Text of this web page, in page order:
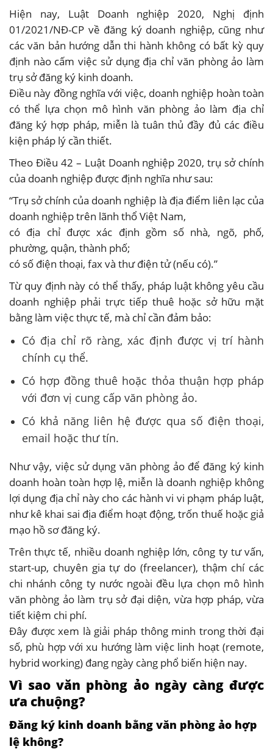
Hiện nay, Luật Doanh nghiệp 2020, Nghị định
01/2021/NĐ-CP về đăng ký doanh nghiệp, cũng như
các văn bản hướng dẫn thi hành không có bất kỳ quy
định nào cấm việc sử dụng địa chỉ văn phòng ảo làm
trụ sở đăng ký kinh doanh.
Điều này đồng nghĩa với việc, doanh nghiệp hoàn toàn
có thể lựa chọn mô hình văn phòng ảo làm địa chỉ
đăng ký hợp pháp, miễn là tuân thủ đầy đủ các điều
kiện pháp lý cần thiết.
Theo Điều 42 – Luật Doanh nghiệp 2020, trụ sở chính
của doanh nghiệp được định nghĩa như sau:
“Trụ sở chính của doanh nghiệp là địa điểm liên lạc của
doanh nghiệp trên lãnh thổ Việt Nam,
có địa chỉ được xác định gồm số nhà, ngõ, phố,
phường, quận, thành phố;
có số điện thoại, fax và thư điện tử (nếu có).”
Từ quy định này có thể thấy, pháp luật không yêu cầu
doanh nghiệp phải trực tiếp thuê hoặc sở hữu mặt
bằng làm việc thực tế, mà chỉ cần đảm bảo:
Có địa chỉ rõ ràng, xác định được vị trí hành
chính cụ thể.
Có hợp đồng thuê hoặc thỏa thuận hợp pháp
với đơn vị cung cấp văn phòng ảo.
Có khả năng liên hệ được qua số điện thoại,
email hoặc thư tín.
Như vậy, việc sử dụng văn phòng ảo để đăng ký kinh
doanh hoàn toàn hợp lệ, miễn là doanh nghiệp không
lợi dụng địa chỉ này cho các hành vi vi phạm pháp luật,
như kê khai sai địa điểm hoạt động, trốn thuế hoặc giả
mạo hồ sơ đăng ký.
Trên thực tế, nhiều doanh nghiệp lớn, công ty tư vấn,
start-up, chuyên gia tự do (freelancer), thậm chí các
chi nhánh công ty nước ngoài đều lựa chọn mô hình
văn phòng ảo làm trụ sở đại diện, vừa hợp pháp, vừa
tiết kiệm chi phí.
Đây được xem là giải pháp thông minh trong thời đại
số, phù hợp với xu hướng làm việc linh hoạt (remote,
hybrid working) đang ngày càng phổ biến hiện nay.
Vì sao văn phòng ảo ngày càng được
ưa chuộng?
Đăng ký kinh doanh bằng văn phòng ảo hợp
lệ không?